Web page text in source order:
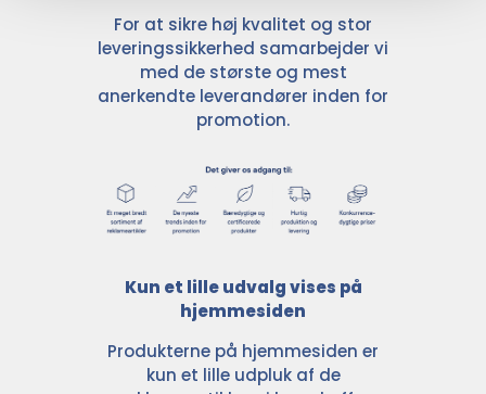
For at sikre høj kvalitet og stor
leveringssikkerhed samarbejder vi
med de største og mest
anerkendte leverandører inden for
promotion.
Kun et lille udvalg vises på
hjemmesiden
Produkterne på hjemmesiden er
kun et lille udpluk af de